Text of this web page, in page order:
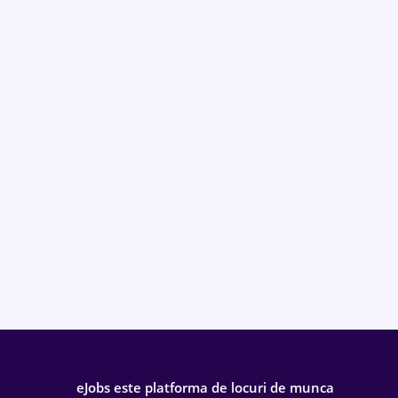
eJobs este platforma de locuri de munca